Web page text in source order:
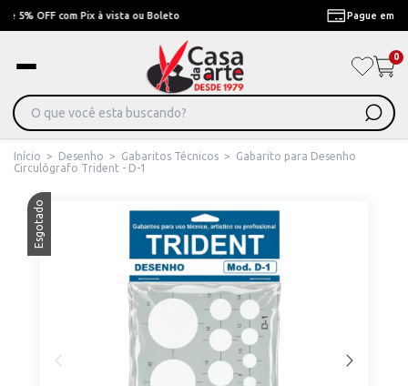
Pague em Até 6x sem juros ou ate 12x com juros
0
Início > Desenho > Gabaritos Técnicos >
Gabarito para Desenho
Circulógrafo Trident - D-1
Esgotado